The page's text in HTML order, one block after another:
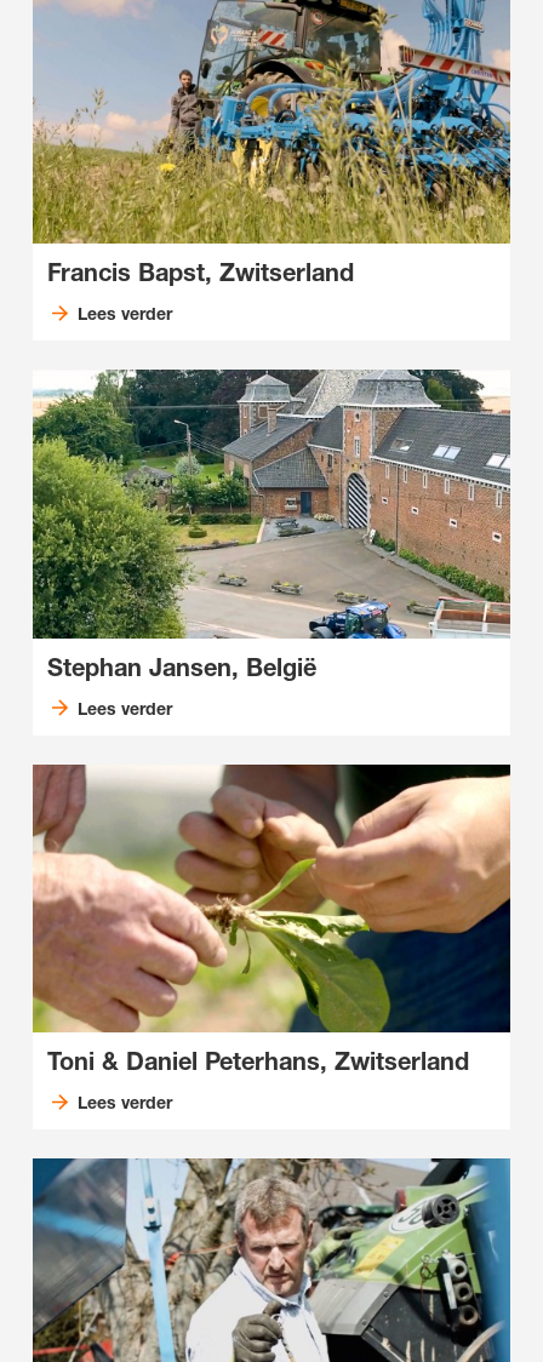
Francis Bapst, Zwitserland
Lees verder
Stephan Jansen, België
Lees verder
Toni & Daniel Peterhans, Zwitserland
Lees verder